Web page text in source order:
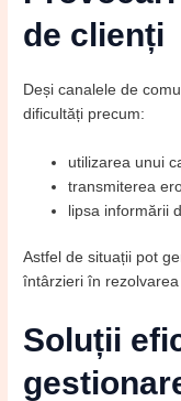
de clienți
Deși canalele de
dificultăți precum:
utilizarea unui
transmiterea
lipsa informării
Astfel de situații pot
întârzieri în
Soluții